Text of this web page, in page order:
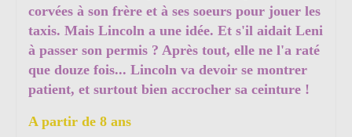
corvées à son frère et à ses soeurs pour jouer les
taxis. Mais Lincoln a une idée. Et s'il aidait Leni
à passer son permis ? Après tout, elle ne l'a raté
que douze fois... Lincoln va devoir se montrer
patient, et surtout bien accrocher sa ceinture !
A partir de 8 ans